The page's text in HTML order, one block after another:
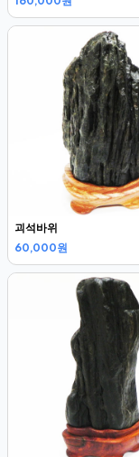
괴석바위
60,000원